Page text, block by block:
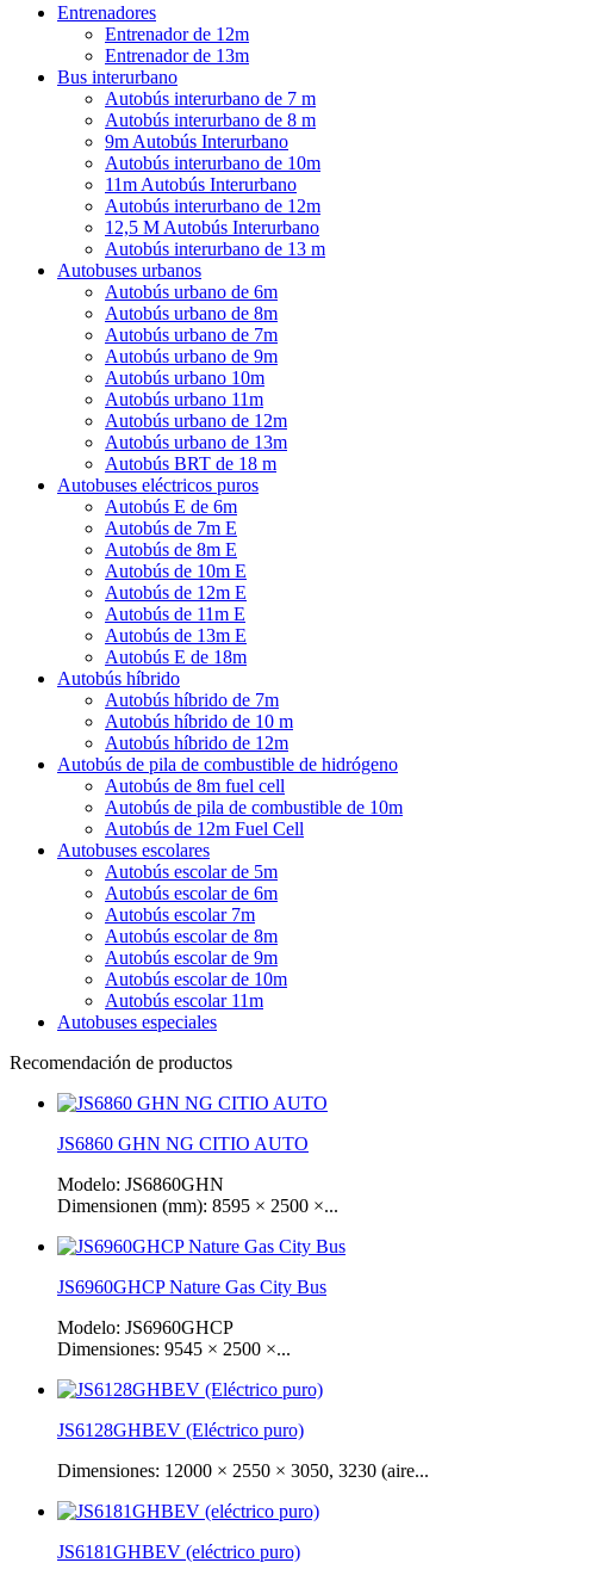
Entrenadores
Entrenador de 12m
Entrenador de 13m
Bus interurbano
Autobús interurbano de 7 m
Autobús interurbano de 8 m
9m Autobús Interurbano
Autobús interurbano de 10m
11m Autobús Interurbano
Autobús interurbano de 12m
12,5 M Autobús Interurbano
Autobús interurbano de 13 m
Autobuses urbanos
Autobús urbano de 6m
Autobús urbano de 8m
Autobús urbano de 7m
Autobús urbano de 9m
Autobús urbano 10m
Autobús urbano 11m
Autobús urbano de 12m
Autobús urbano de 13m
Autobús BRT de 18 m
Autobuses eléctricos puros
Autobús E de 6m
Autobús de 7m E
Autobús de 8m E
Autobús de 10m E
Autobús de 12m E
Autobús de 11m E
Autobús de 13m E
Autobús E de 18m
Autobús híbrido
Autobús híbrido de 7m
Autobús híbrido de 10 m
Autobús híbrido de 12m
Autobús de pila de combustible de hidrógeno
Autobús de 8m fuel cell
Autobús de pila de combustible de 10m
Autobús de 12m Fuel Cell
Autobuses escolares
Autobús escolar de 5m
Autobús escolar de 6m
Autobús escolar 7m
Autobús escolar de 8m
Autobús escolar de 9m
Autobús escolar de 10m
Autobús escolar 11m
Autobuses especiales
Recomendación de productos
JS6860 GHN NG CITIO AUTO
Modelo: JS6860GHN
Dimensionen (mm): 8595 × 2500 ×...
JS6960GHCP Nature Gas City Bus
Modelo: JS6960GHCP
Dimensiones: 9545 × 2500 ×...
JS6128GHBEV (Eléctrico puro)
Dimensiones: 12000 × 2550 × 3050, 3230 (aire...
JS6181GHBEV (eléctrico puro)